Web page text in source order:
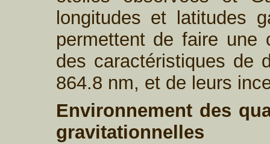
longitudes et latitudes
permettent de faire une
des caractéristiques de
864.8 nm, et de leurs
Environnement des
gravitationnelles